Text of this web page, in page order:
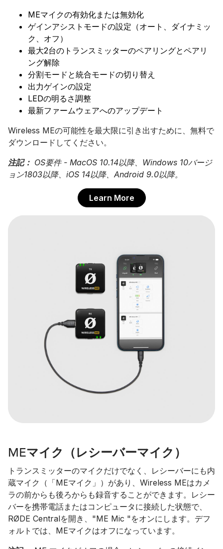
MEマイクの有効化または無効化
ゲインアシストモードの設定（オート、ダイナミッ
ク、オフ）
最大2台のトランスミッターのペアリングとペアリ
ング解除
分割モードと統合モードの切り替え
出力ゲインの設定
LEDの明るさ調整
最新ファームウェアへのアップデート
Wireless MEの可能性を最大限に引き出すために、無料で
ダウンロードしてください。
注記： OS要件 - MacOS 10.14以降、Windows 10バージ
ョン1803以降、iOS 14以降、Android 9.0以降。
Learn More
MEマイク（レシーバーマイク）
トランスミッターのマイクだけでなく、レシーバーにも内
蔵マイク（「MEマイク」）があり、Wireless MEはカメ
ラの前からも後ろからも録音することができます。レシー
バーを携帯電話またはコンピュータに接続した状態で、
RØDE Centralを開き、"ME Mic "をオンにします。デフ
ォルトでは、MEマイクはオフになっています。